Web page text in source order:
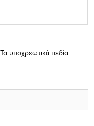
Τα υποχρεωτικά πεδία